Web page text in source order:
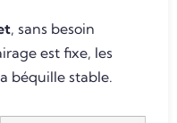
, sans besoin
est fixe, les
béquille stable.